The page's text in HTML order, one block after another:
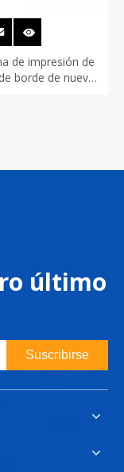
de impresión de
borde de nuevo
último
Suscribirse